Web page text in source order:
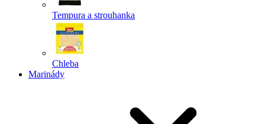
Tempura a strouhanka
Chleba
Marinády